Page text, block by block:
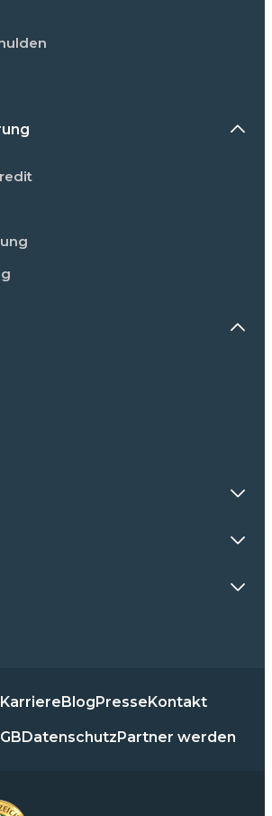
KarriereBlogPresseKontakt
DatenschutzPartner werden